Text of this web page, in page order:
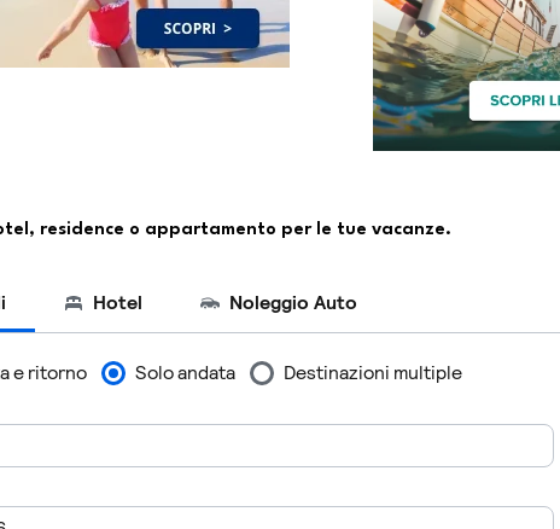
residence o appartamento per le tue vacanze.